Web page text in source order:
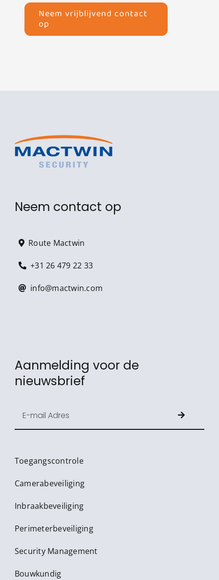
Neem vrijblijvend contact
op
Neem contact op
Route Mactwin
+31 26 479 22 33
info@mactwin.com
Aanmelding voor de
nieuwsbrief
Toegangscontrole
Camerabeveiliging
Inbraakbeveiliging
Perimeterbeveiliging
Security Management
Bouwkundig